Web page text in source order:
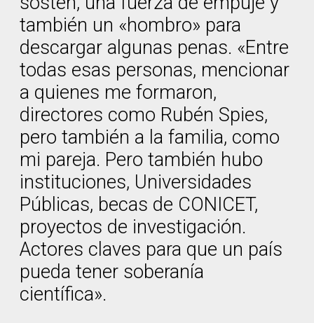
también un «hombro» para
descargar algunas penas. «Entre
todas esas personas, mencionar
a quienes me formaron,
directores como Rubén Spies,
pero también a la familia, como
mi pareja. Pero también hubo
instituciones, Universidades
Públicas, becas de CONICET,
proyectos de investigación.
Actores claves para que un país
pueda tener soberanía
científica».